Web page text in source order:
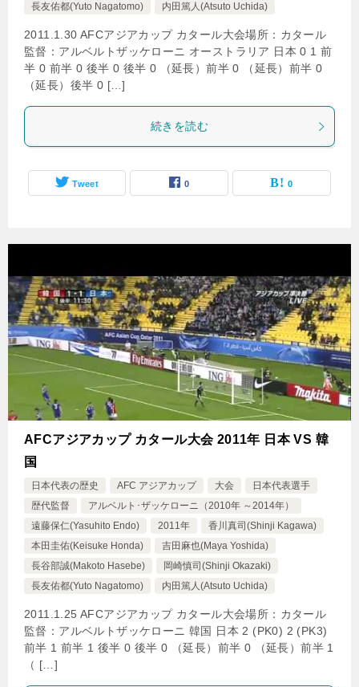
長友佑都(Yuto Nagatomo)
内田篤人(Atsuto Uchida)
2011.1.30 AFCアジアカップ カタール大会場所：カタール
監督：アルベルトザッケローニ オーストラリア 日本 0 1 前
半 0 前半 0 後半 0 後半 0 （延長）前半 0 （延長）前半 0
（延長）後半 0 […]
続きを読む
Tweet 0 0
AFCアジアカップ カタール大会 2011年 日本 VS 韓
国
日本代表の歴史 AFC アジアカップ 大会
日本代表選手
歴代監督
アルベルト･ザッケローニ（2010年 ～2014年）
遠藤保仁(Yasuhito Endo)
2011年
香川真司(Shinji Kagawa)
本田圭佑(Keisuke Honda)
吉田麻也(Maya Yoshida)
長谷部誠(Makoto Hasebe)
岡崎慎司(Shinji Okazaki)
長友佑都(Yuto Nagatomo)
内田篤人(Atsuto Uchida)
2011.1.25 AFCアジアカップ カタール大会場所：カタール
監督：アルベルトザッケローニ 韓国 日本 2 (PK0) 2 (PK3)
前半 1 前半 1 後半 0 後半 0 （延長）前半 0 （延長）前半 1
（ […]